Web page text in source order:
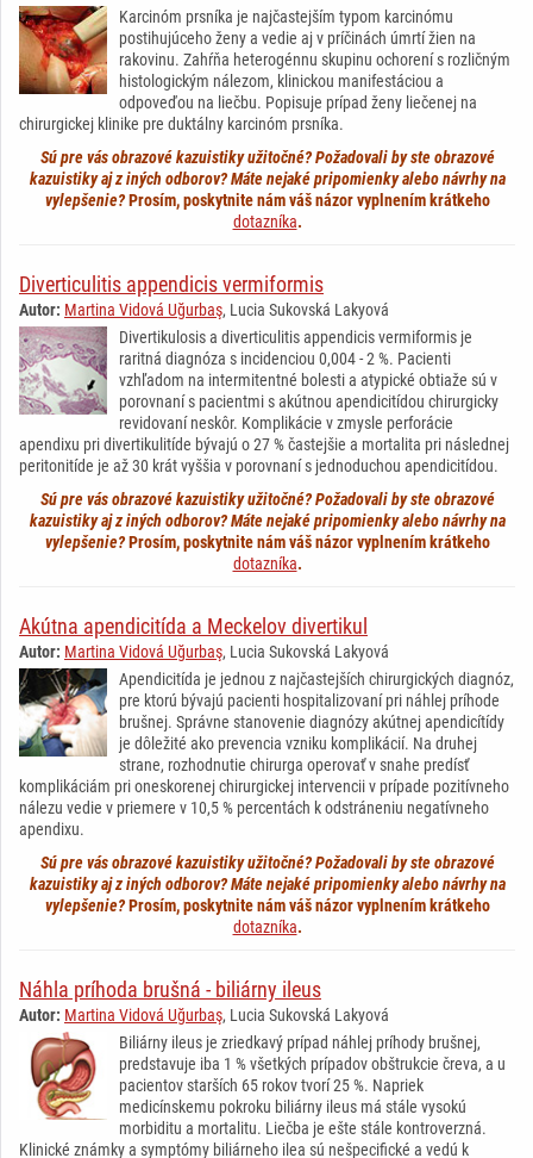
Karcinóm prsníka je najčastejším typom karcinómu
postihujúceho ženy a vedie aj v príčinách úmrtí žien na
rakovinu. Zahŕňa heterogénnu skupinu ochorení s rozličným
histologickým nálezom, klinickou manifestáciou a
odpoveďou na liečbu. Popisuje prípad ženy liečenej na
chirurgickej klinike pre duktálny karcinóm prsníka.
Sú pre vás obrazové kazuistiky užitočné? Požadovali by ste obrazové
kazuistiky aj z iných odborov? Máte nejaké pripomienky alebo návrhy na
vylepšenie?Prosím, poskytnite nám váš názor vyplnením krátkeho
dotazníka.
Diverticulitis appendicis vermiformis
Autor: Martina Vidová Uğurbaş, Lucia Sukovská Lakyová
Divertikulosis a diverticulitis appendicis vermiformis je
raritná diagnóza s incidenciou 0,004 - 2 %. Pacienti
vzhľadom na intermitentné bolesti a atypické obtiaže sú v
porovnaní s pacientmi s akútnou apendicitídou chirurgicky
revidovaní neskôr. Komplikácie v zmysle perforácie
apendixu pri divertikulitíde bývajú o 27 % častejšie a mortalita pri následnej
peritonitíde je až 30 krát vyššia v porovnaní s jednoduchou apendicitídou.
Sú pre vás obrazové kazuistiky užitočné? Požadovali by ste obrazové
kazuistiky aj z iných odborov? Máte nejaké pripomienky alebo návrhy na
vylepšenie?Prosím, poskytnite nám váš názor vyplnením krátkeho
dotazníka.
Akútna apendicitída a Meckelov divertikul
Autor: Martina Vidová Uğurbaş, Lucia Sukovská Lakyová
Apendicitída je jednou z najčastejších chirurgických diagnóz,
pre ktorú bývajú pacienti hospitalizovaní pri náhlej príhode
brušnej. Správne stanovenie diagnózy akútnej apendicítídy
je dôležité ako prevencia vzniku komplikácií. Na druhej
strane, rozhodnutie chirurga operovať v snahe predísť
komplikáciám pri oneskorenej chirurgickej intervencii v prípade pozitívneho
nálezu vedie v priemere v 10,5 % percentách k odstráneniu negatívneho
apendixu.
Sú pre vás obrazové kazuistiky užitočné? Požadovali by ste obrazové
kazuistiky aj z iných odborov? Máte nejaké pripomienky alebo návrhy na
vylepšenie?Prosím, poskytnite nám váš názor vyplnením krátkeho
dotazníka.
Náhla príhoda brušná - biliárny ileus
Autor: Martina Vidová Uğurbaş, Lucia Sukovská Lakyová
Biliárny ileus je zriedkavý prípad náhlej príhody brušnej,
predstavuje iba 1 % všetkých prípadov obštrukcie čreva, a u
pacientov starších 65 rokov tvorí 25 %. Napriek
medicínskemu pokroku biliárny ileus má stále vysokú
morbiditu a mortalitu. Liečba je ešte stále kontroverzná.
Klinické známky a symptómy biliárneho ilea sú nešpecifické a vedú k